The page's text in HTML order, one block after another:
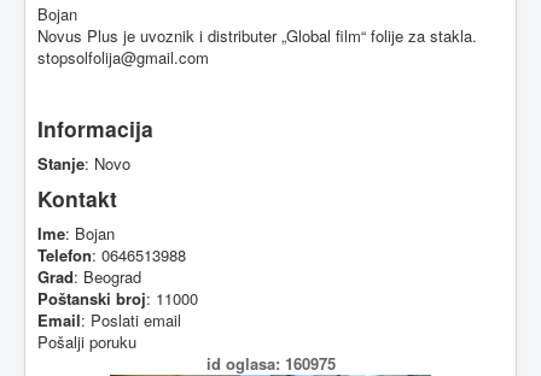
Bojan
Novus Plus je uvoznik i distributer „Global film“ folije za stakla.
stopsolfolija@gmail.com
Informacija
Stanje: Novo
Kontakt
Ime: Bojan
Telefon: 0646513988
Grad: Beograd
Poštanski broj: 11000
Email: Poslati email
Pošalji poruku
id oglasa: 160975